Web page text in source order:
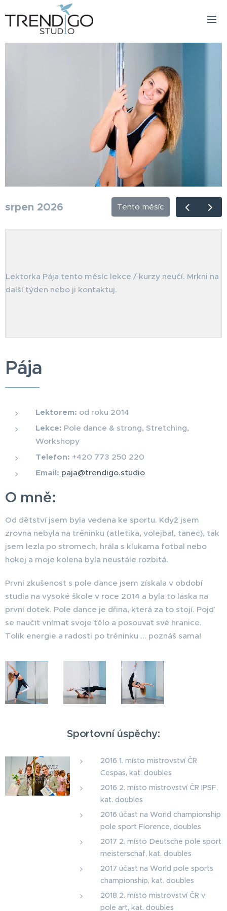
srpen 2026 Tento měsíc
Lektorka Pája tento měsíc lekce / kurzy neučí. Mrkni na
další týden nebo ji kontaktuj.
Pája
Lektorem: od roku 2014
Lekce: Pole dance & strong, Stretching,
Workshopy
Telefon: +420 773 250 220
Email: paja@trendigo.studio
O mně:
Od dětství jsem byla vedena ke sportu. Když jsem
zrovna nebyla na tréninku (atletika, volejbal, tanec), tak
jsem lezla po stromech, hrála s klukama fotbal nebo
hokej a moje kolena byla neustále rozbitá.
První zkušenost s pole dance jsem získala v období
studia na vysoké škole v roce 2014 a byla to láska na
první dotek. Pole dance je dřina, která za to stojí. Pojď
se naučit vnímat svoje tělo a posouvat své hranice.
Tolik energie a radosti po tréninku ... poznáš sama!
Sportovní úspěchy:
2016 1. místo mistrovství ČR
Cespas, kat. doubles
2016 2. místo mistrovství ČR IPSF,
kat. doubles
2016 účast na World championship
pole sport Florence, doubles
2017 2. místo Deutsche pole sport
meisterschaf, kat. doubles
2017 účast na World pole sports
championship, kat. doubles
2018 2. místo mistrovství ČR v
pole art, kat. doubles